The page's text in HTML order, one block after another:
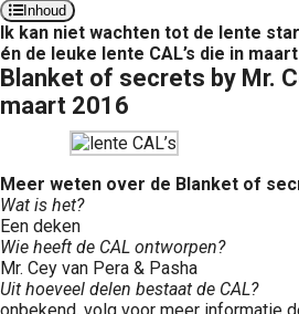
Inhoud
Ik kan niet wachten tot de lente
én de leuke lente CAL’s die in
Blanket of secrets by Mr.
maart 2016
Meer weten over de Blanket of
Wat is het?
Een deken
Wie heeft de CAL ontworpen?
Mr. Cey van Pera & Pasha
Uit hoeveel delen bestaat de CAL?